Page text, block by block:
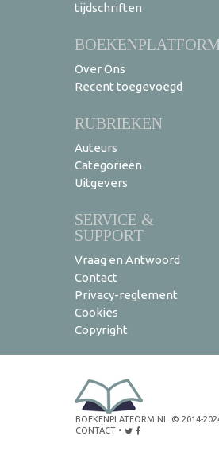
tijdschriften
Over Ons
Recent toegevoegd
RUBRIEKEN
Auteurs
Categorieën
Uitgevers
SERVICE &
SUPPORT
Vraag en Antwoord
Contact
Privacy-reglement
Cookies
Copyright
BOEKENPLATFORM.NL © 2014-
CONTACT •